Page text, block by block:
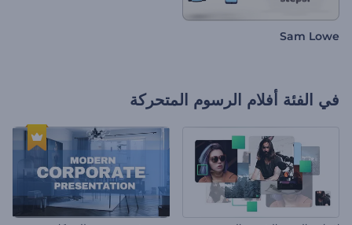
Sam Lowe
في الفئة أفلام الرسوم المتحركة